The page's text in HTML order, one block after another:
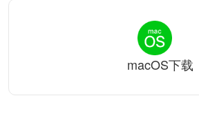
macOS下载